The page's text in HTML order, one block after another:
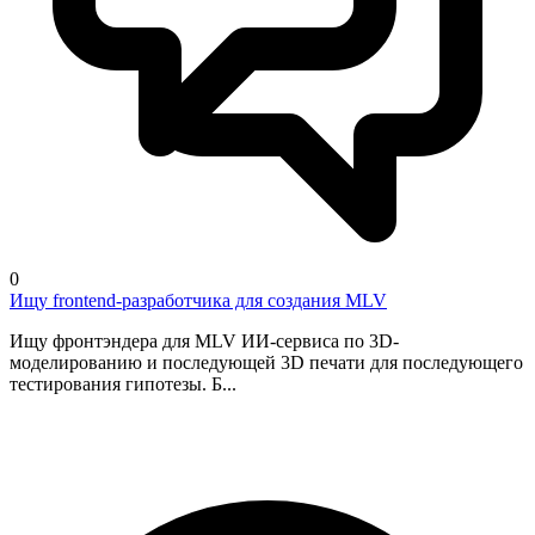
0
Ищу frontend-разработчика для создания MLV
Ищу фронтэндера для MLV ИИ-сервиса по 3D-
моделированию и последующей 3D печати для последующего
тестирования гипотезы. Б...